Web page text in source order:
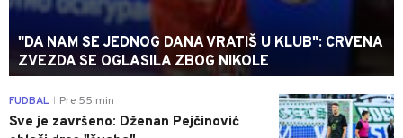
"DA NAM SE JEDNOG DANA VRATIŠ U KLUB": CRVENA
ZVEZDA SE OGLASILA ZBOG NIKOLE
0
FUDBAL Pre 55 min
Sve je završeno: Dženan Pejčinović